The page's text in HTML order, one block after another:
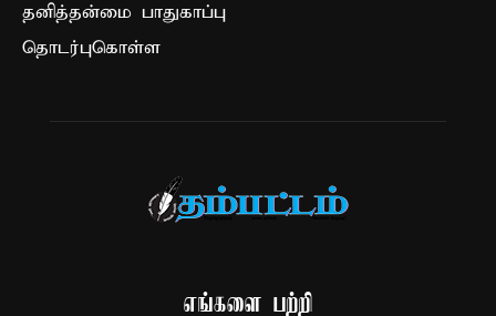
தனித்தன்மை பாதுகாப்பு
தொடர்புகொள்ள
எங்களை பற்றி